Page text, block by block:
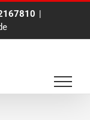
|